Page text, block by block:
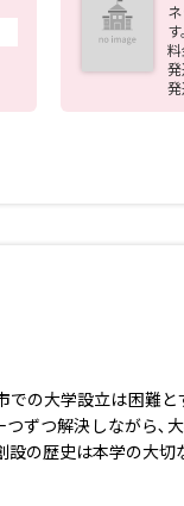
す。
発
の大学設立は困難
ずつ解決しながら､
の歴史は本学の大切